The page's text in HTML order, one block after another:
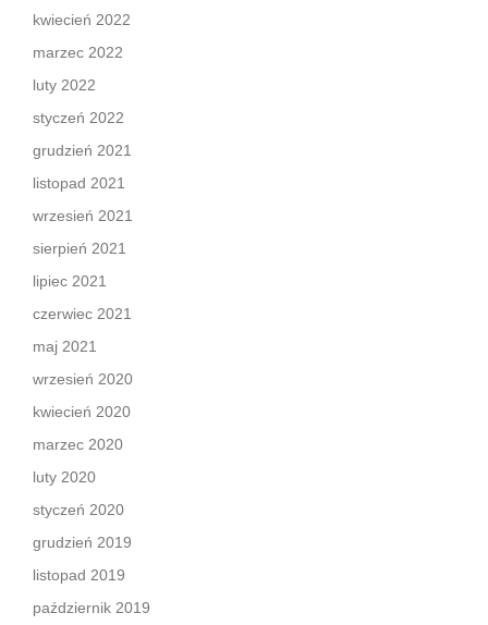
kwiecień 2022
marzec 2022
luty 2022
styczeń 2022
grudzień 2021
listopad 2021
wrzesień 2021
sierpień 2021
lipiec 2021
czerwiec 2021
maj 2021
wrzesień 2020
kwiecień 2020
marzec 2020
luty 2020
styczeń 2020
grudzień 2019
listopad 2019
październik 2019